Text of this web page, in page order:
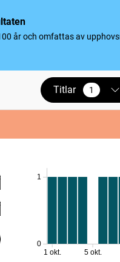
år och omfattas av
Titlar 1
vald
0
1
1 okt. 5 okt.